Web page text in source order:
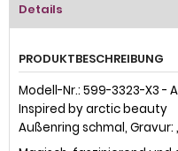
Details
PRODUKTBESCHREIBUNG
Modell-Nr.: 599-3323-X3 -
Inspired by arctic beauty
Außenring schmal, Gravur: